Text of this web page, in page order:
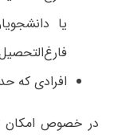
افرادی که حداقل معدل ۱۲
در خصوص امکان